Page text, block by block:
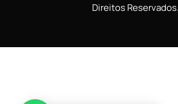
Direitos Reservados.